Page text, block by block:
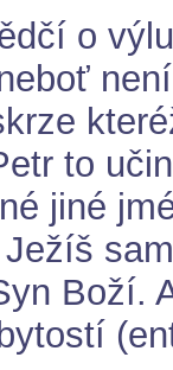
o
to
jiné
Boží.